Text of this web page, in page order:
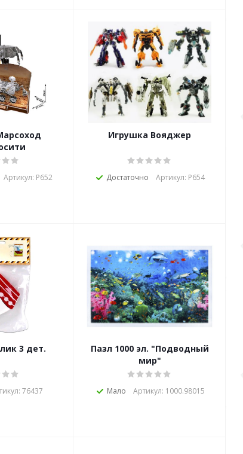
Артикул: Р652
Игрушка Вояджер
Достаточно Артикул: Р654
3 дет.
76437
Пазл 1000 эл. "Подводный
мир"
Мало Артикул: 1000.98015